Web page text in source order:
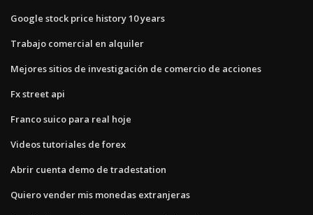
Google stock price history 10 years
Trabajo comercial en alquiler
Mejores sitios de investigación de comercio de acciones
Fx street api
Franco suico para real hoje
Videos tutoriales de forex
Abrir cuenta demo de tradestation
Quiero vender mis monedas extranjeras